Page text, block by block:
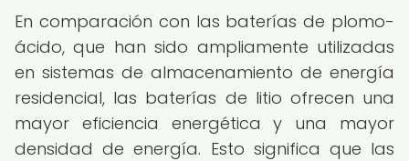
En comparación con las baterías de plomo-
ácido, que han sido ampliamente utilizadas
en sistemas de almacenamiento de energía
residencial, las baterías de litio ofrecen una
mayor eficiencia energética y una mayor
densidad de energía. Esto significa que las